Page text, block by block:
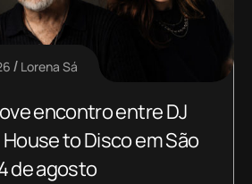
Lorena Sá
encontro entre DJ
House to Disco em São
de agosto